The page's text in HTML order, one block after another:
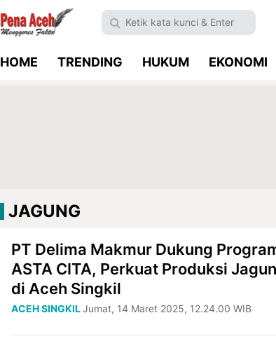
HOME TRENDING HUKUM EKONOMI
JAGUNG
PT Delima Makmur Dukung
ASTA CITA, Perkuat Produksi
di Aceh Singkil
ACEH SINGKILJumat, 14 Maret 2025, 12.24.00 WIB